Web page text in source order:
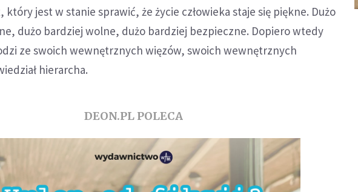
jest w stanie sprawić, że życie człowieka staje się piękne. Dużo
dużo bardziej wolne, dużo bardziej bezpieczne. Dopiero wtedy
ze swoich wewnętrznych więzów, swoich wewnętrznych
hierarcha.
DEON.PL POLECA